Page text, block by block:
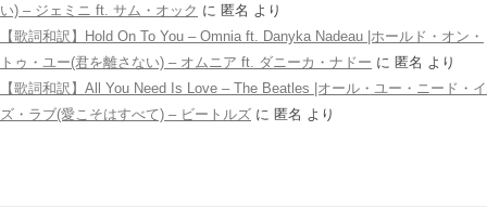
い) – ジェミニ ft. サム・オック に 匿名 より
【歌詞和訳】Hold On To You – Omnia ft. Danyka Nadeau |ホールド・オン・
トゥ・ユー(君を離さない) – オムニア ft. ダニーカ・ナドー に 匿名 より
【歌詞和訳】All You Need Is Love – The Beatles |オール・ユー・ニード・イ
ズ・ラブ(愛こそはすべて) – ビートルズ に 匿名 より